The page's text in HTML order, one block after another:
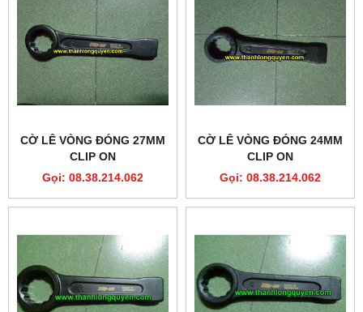
CỜ LÊ VÒNG ĐÓNG 27MM
CLIP ON
Gọi: 08.38.214.062
CỜ LÊ VÒNG ĐÓNG 24MM
CLIP ON
Gọi: 08.38.214.062